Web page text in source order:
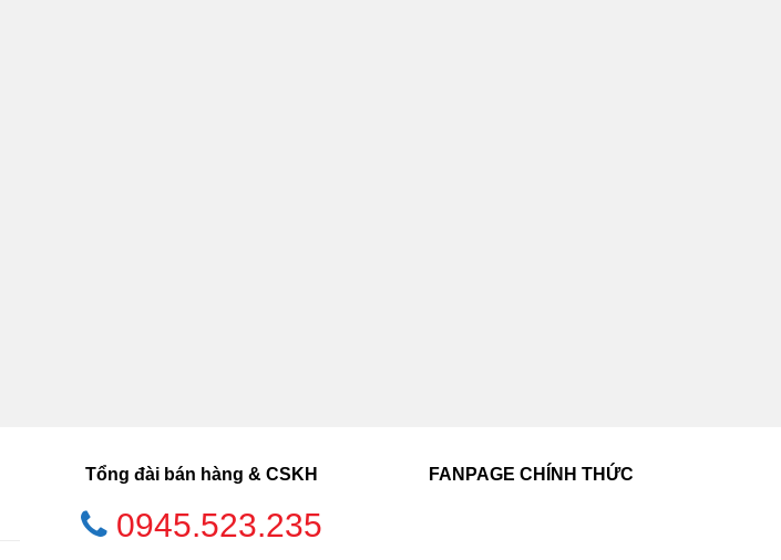
Tổng đài bán hàng & CSKH
0945.523.235
FANPAGE CHÍNH THỨC